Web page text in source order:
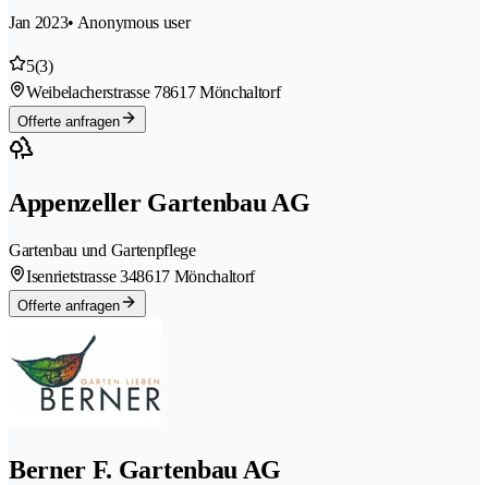
Jan 2023• Anonymous user
5(3)
Weibelacherstrasse 78617 Mönchaltorf
Offerte anfragen
Appenzeller Gartenbau AG
Gartenbau und Gartenpflege
Isenrietstrasse 348617 Mönchaltorf
Offerte anfragen
Berner F. Gartenbau AG